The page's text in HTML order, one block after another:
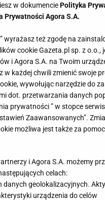
w dokumenciePolityka
Prywatności Agora S.A.
wyrażasz też zgodę na
cookie Gazeta.pl sp. z o.o.,
i Agora S.A. na Twoim
w każdej chwili zmienić swoje
wywołując narzędzie do
dot. przetwarzania danych
prywatności ” w stopce
Zaawansowanych”.
możliwa jest także za
i Agora S.A. możemy
celach:
danych geolokalizacyjnych.
urządzenia do celów